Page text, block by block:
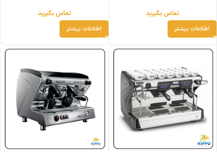
تماس بگیرید
اطلاعات بیشتر
تماس بگیرید
اطلاعات بیشتر